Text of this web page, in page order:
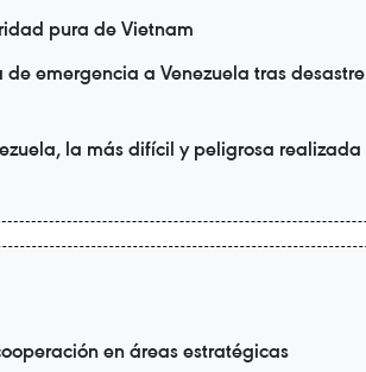
pura de Vietnam
emergencia a Venezuela tras desastre
la más difícil y peligrosa realizada
en áreas estratégicas